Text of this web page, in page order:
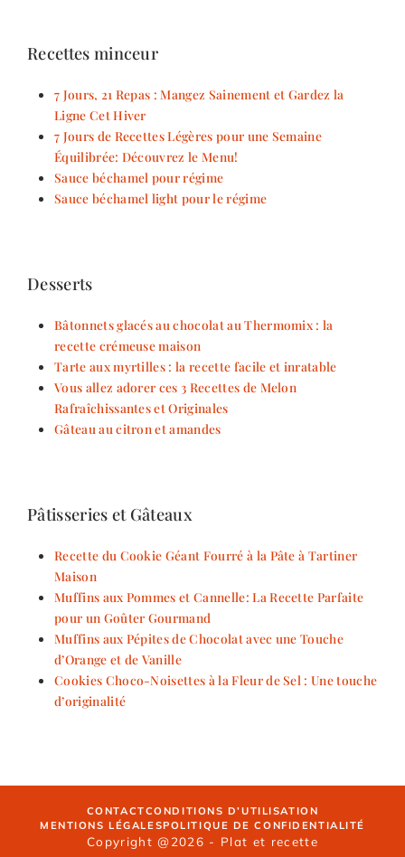
Recettes minceur
7 Jours, 21 Repas : Mangez Sainement et Gardez la
Ligne Cet Hiver
7 Jours de Recettes Légères pour une Semaine
Équilibrée: Découvrez le Menu!
Sauce béchamel pour régime
Sauce béchamel light pour le régime
Desserts
Bâtonnets glacés au chocolat au Thermomix : la
recette crémeuse maison
Tarte aux myrtilles : la recette facile et inratable
Vous allez adorer ces 3 Recettes de Melon
Rafraîchissantes et Originales
Gâteau au citron et amandes
Pâtisseries et Gâteaux
Recette du Cookie Géant Fourré à la Pâte à Tartiner
Maison
Muffins aux Pommes et Cannelle: La Recette Parfaite
pour un Goûter Gourmand
Muffins aux Pépites de Chocolat avec une Touche
d’Orange et de Vanille
Cookies Choco-Noisettes à la Fleur de Sel : Une touche
d’originalité
CONTACTCONDITIONS D’UTILISATION
MENTIONS LÉGALESPOLITIQUE DE CONFIDENTIALITÉ
Copyright @2026 - Plat et recette